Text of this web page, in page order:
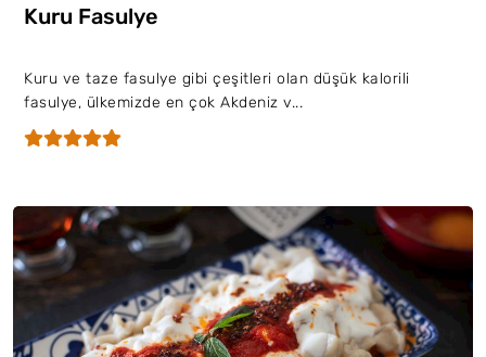
Kuru Fasulye
Kuru ve taze fasulye gibi çeşitleri olan düşük kalorili
fasulye, ülkemizde en çok Akdeniz v...